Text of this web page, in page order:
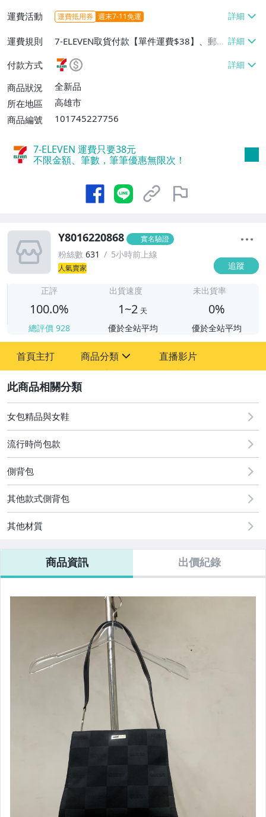
運費活動 運費抵用券 週末7-11免運
運費規則
7-ELEVEN取貨付款【單件運費$38】、郵局
掛號【單件運費$80、消費滿$3000免運
費】
付款方式
商品狀況
全新品
所在地區
高雄市
商品編號
101745227756
7-ELEVEN 運費只要38元
不限金額、筆數，筆筆優惠無限次！
Y8016220868 實名驗證
粉絲數 631 5小時前上線
人氣賣家 追蹤
正評
100.0%
總評價 928
出貨速度
1~2 天
優於全站平均
未出貨率
0%
優於全站平均
首頁主打 商品分類
男性精品與服飾
女裝與服飾配件
直播影片
女包精品與女鞋
流行時尚包款
側背包
其他款式側背包
其他材質
商品資訊 出價紀錄